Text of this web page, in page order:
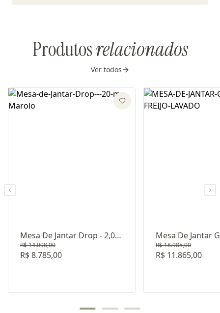
Produtosrelacionados
Ver todos
Mesa De Jantar Drop - 2,0
M - Marolo
R$ 14.098,00
R$ 8.785,00
Mesa De Jantar
- Freijó Lavado
R$ 18.985,00
R$ 11.865,00